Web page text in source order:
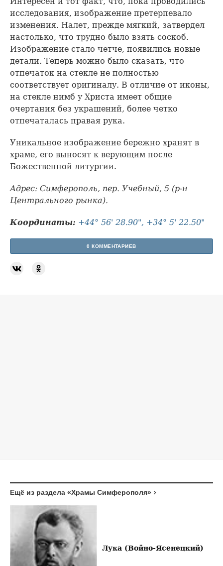
исследования, изображение претерпевало
изменения. Налет, прежде мягкий, затвердел
настолько, что трудно было взять соскоб.
Изображение стало четче, появились новые
детали. Теперь можно было сказать, что
отпечаток на стекле не полностью
соответствует оригиналу. В отличие от иконы,
на стекле нимб у Христа имеет общие
очертания без украшений, более четко
отпечаталась правая рука.
Уникальное изображение бережно хранят в
храме, его выносят к верующим после
Божественной литургии.
Адрес: Симферополь, пер. Учебный, 5 (р-н
Центрального рынка).
Координаты: +44° 56' 28.90", +34° 5' 22.50"
0 КОММЕНТАРИЕВ
Ещё из раздела «Храмы Симферополя»
Лука (Войно-Ясенецкий)